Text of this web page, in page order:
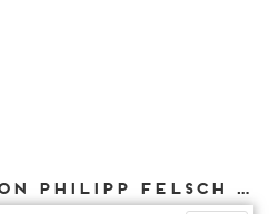
Weitere Texte von Philipp Felsch bei DIAPHANES